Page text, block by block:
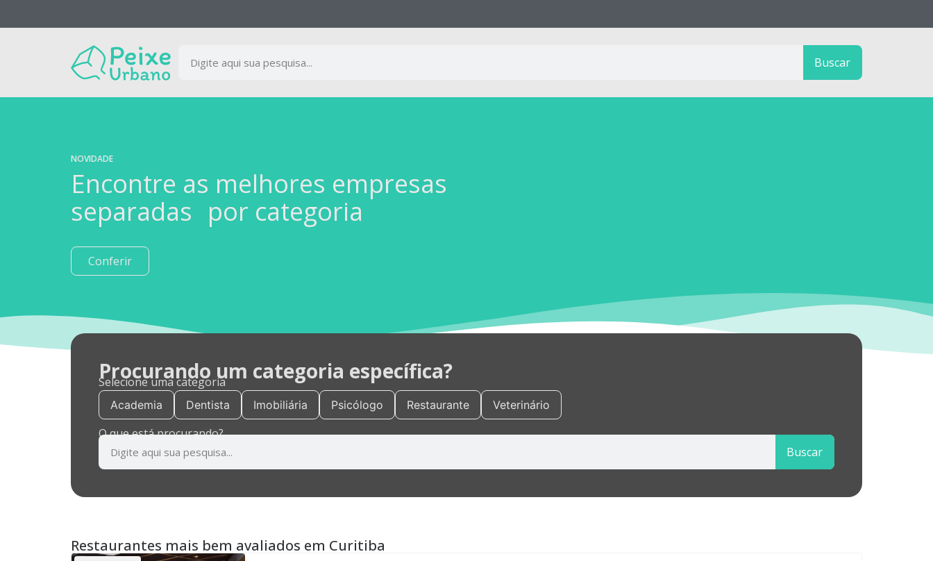
Buscar
NOVIDADE
Encontre as melhores empresas
separadas por categoria
Conferir
Procurando um categoria específica?
Selecione uma categoria
Academia Dentista Imobiliária Psicólogo Restaurante Veterinário
O que está procurando?
Buscar
Restaurantes mais bem avaliados em Curitiba